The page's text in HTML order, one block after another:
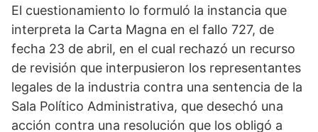
El cuestionamiento lo formuló la instancia que
interpreta la Carta Magna en el fallo 727, de
fecha 23 de abril, en el cual rechazó un recurso
de revisión que interpusieron los representantes
legales de la industria contra una sentencia de la
Sala Político Administrativa, que desechó una
acción contra una resolución que los obligó a